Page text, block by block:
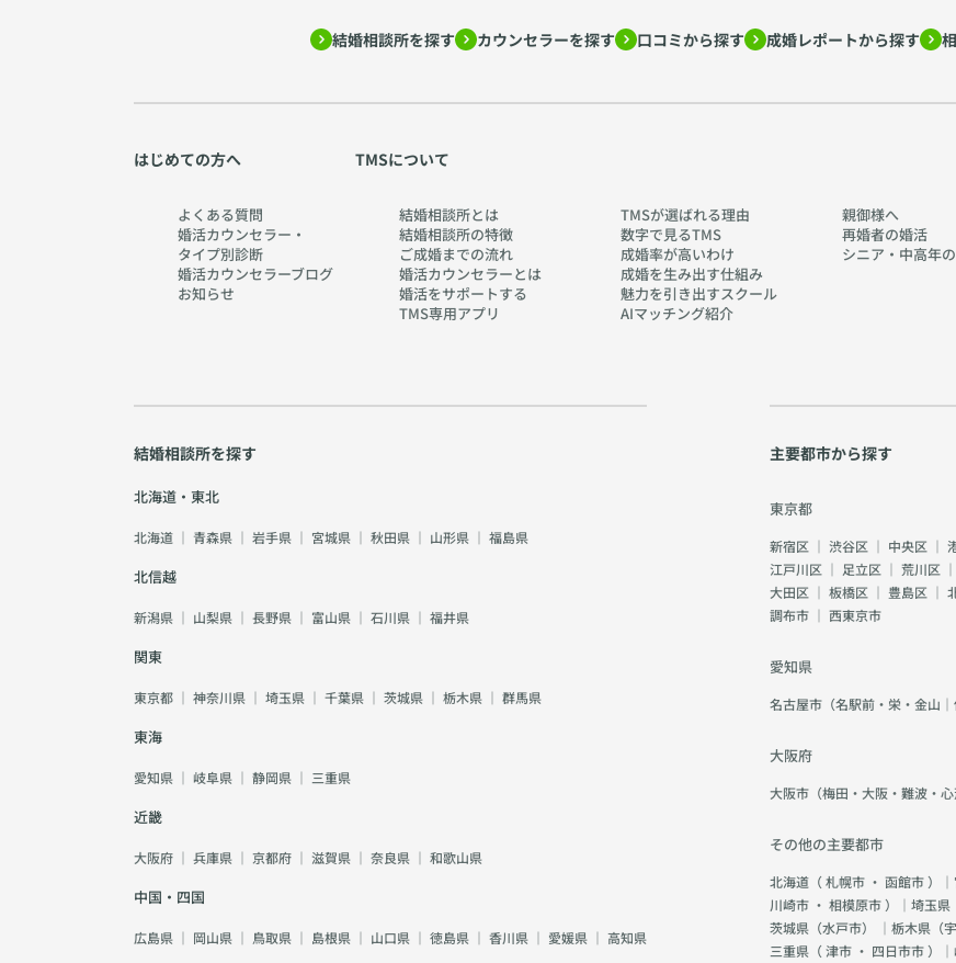
結婚相談所を探す カウンセラーを探す 口コミから探す 成婚レポートから探す
はじめての方へ
よくある質問
婚活カウンセラー・
タイプ別診断
婚活カウンセラーブログ
お知らせ
TMSについて
結婚相談所とは
結婚相談所の特徴
ご成婚までの流れ
婚活カウンセラーとは
婚活をサポートする
TMS専用アプリ
TMSが選ばれる理由
数字で見るTMS
成婚率が高いわけ
成婚を生み出す仕組み
魅力を引き出すスクール
AIマッチング紹介
親御様へ
再婚者の婚活
シニア・中高年
結婚相談所を探す
北海道・東北
北海道 ｜ 青森県 ｜ 岩手県 ｜ 宮城県 ｜ 秋田県 ｜ 山形県 ｜ 福島県
北信越
新潟県 ｜ 山梨県 ｜ 長野県 ｜ 富山県 ｜ 石川県 ｜ 福井県
関東
東京都 ｜ 神奈川県 ｜ 埼玉県 ｜ 千葉県 ｜ 茨城県 ｜ 栃木県 ｜ 群馬県
東海
愛知県 ｜ 岐阜県 ｜ 静岡県 ｜ 三重県
近畿
大阪府 ｜ 兵庫県 ｜ 京都府 ｜ 滋賀県 ｜ 奈良県 ｜ 和歌山県
中国・四国
広島県 ｜ 岡山県 ｜ 鳥取県 ｜ 島根県 ｜ 山口県 ｜ 徳島県 ｜ 香川県 ｜ 愛媛県 ｜ 高知県
主要都市から探す
東京都
新宿区 ｜ 渋谷区 ｜ 中央区 ｜
江戸川区 ｜ 足立区 ｜ 荒川区 ｜
大田区 ｜ 板橋区 ｜ 豊島区 ｜
調布市 ｜ 西東京市
愛知県
名古屋市（名駅前・栄・金山｜
大阪府
大阪市（梅田・大阪・難波・心
その他の主要都市
北海道（札幌市 ・ 函館市）
川崎市 ・ 相模原市）｜埼玉県
茨城県（水戸市） ｜栃木県（
三重県（津市 ・ 四日市市）